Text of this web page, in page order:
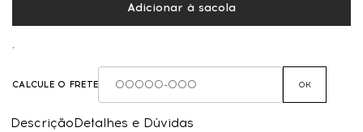
DescriçãoDetalhes e Dúvidas
Adicionar à sacola
,
CALCULE O FRETE OK